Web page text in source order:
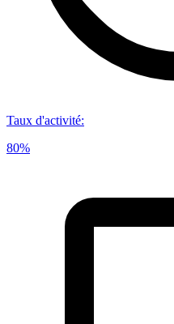
Taux d'activité:
80%